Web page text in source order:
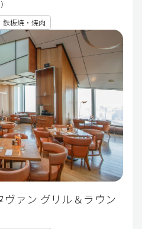
鉄板焼・焼肉
ヴァン グリル＆ラウン